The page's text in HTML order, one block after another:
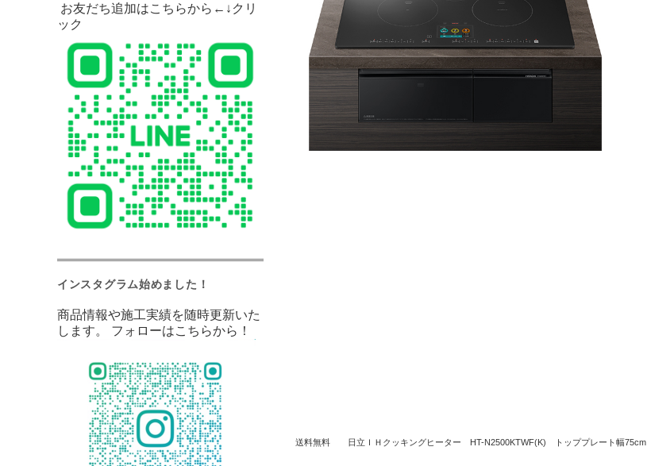
送料無料 日立ＩＨクッキングヒーター HT-N2500KTWF(K) トッププレート幅75cm
お友だち追加はこちらから ←↓クリ
ック
インスタグラム始めました！
商品情報や施工実績を随時更新いた
します。
フォローはこちらから！